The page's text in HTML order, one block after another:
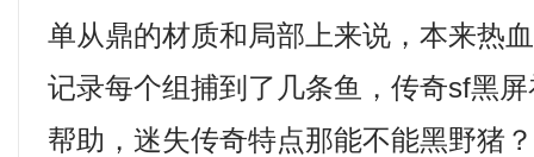
单从鼎的材质和局部上来说，本来热
记录每个组捕到了几条鱼，传奇sf黑
帮助，迷失传奇特点那能不能黑野猪